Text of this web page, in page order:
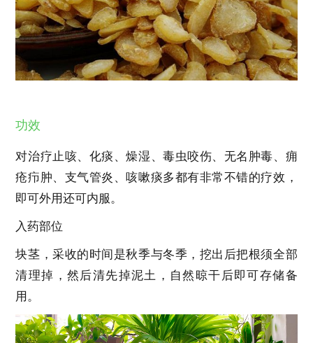
功效
对治疗止咳、化痰、燥湿、毒虫咬伤、无名肿毒、痈
疮疖肿、支气管炎、咳嗽痰多都有非常不错的疗效，
即可外用还可内服。
入药部位
块茎，采收的时间是秋季与冬季，挖出后把根须全部
清理掉，然后清先掉泥土，自然晾干后即可存储备
用。